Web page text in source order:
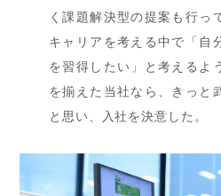
く課題解決型の提案も行っ
キャリアを考える中で「自
を習得したい」と考えるよ
を揃えた当社なら、きっと
と思い、入社を決意した。